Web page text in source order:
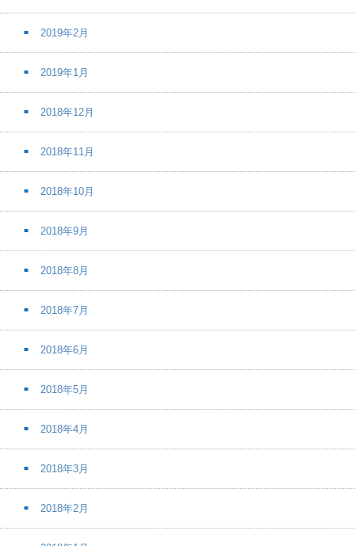
2019年2月
2019年1月
2018年12月
2018年11月
2018年10月
2018年9月
2018年8月
2018年7月
2018年6月
2018年5月
2018年4月
2018年3月
2018年2月